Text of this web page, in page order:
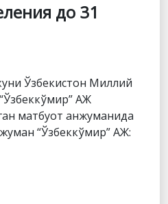
до 31
Ўзбекистон Миллий
АЖ
матбуот анжуманида
“Ўзбеккўмир” АЖ: